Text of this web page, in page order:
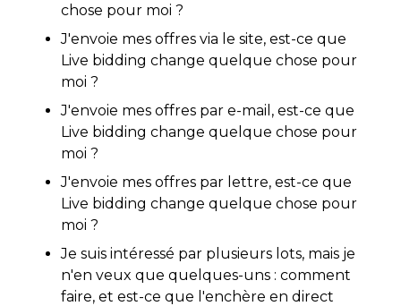
chose pour moi ?
J'envoie mes offres via le site, est-ce que
Live bidding change quelque chose pour
moi ?
J'envoie mes offres par e-mail, est-ce que
Live bidding change quelque chose pour
moi ?
J'envoie mes offres par lettre, est-ce que
Live bidding change quelque chose pour
moi ?
Je suis intéressé par plusieurs lots, mais je
n'en veux que quelques-uns : comment
faire, et est-ce que l'enchère en direct